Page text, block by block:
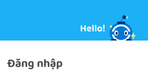
Đăng nhập